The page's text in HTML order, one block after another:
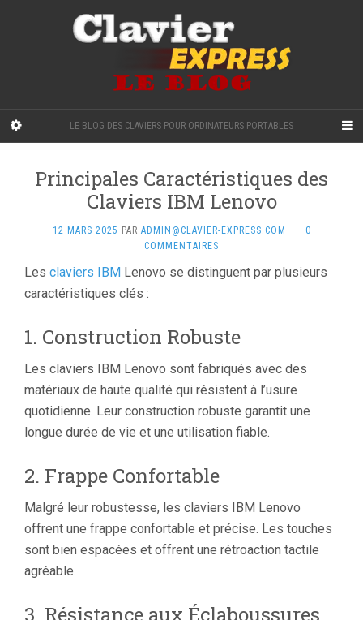
LE BLOG DES CLAVIERS POUR ORDINATEURS PORTABLES
Principales Caractéristiques des
Claviers IBM Lenovo
12 MARS 2025 PAR ADMIN@CLAVIER-EXPRESS.COM ·
0
COMMENTAIRES
Les claviers IBM Lenovo se distinguent par plusieurs
caractéristiques clés :
1. Construction Robuste
Les claviers IBM Lenovo sont fabriqués avec des
matériaux de haute qualité qui résistent à l’usure
quotidienne. Leur construction robuste garantit une
longue durée de vie et une utilisation fiable.
2. Frappe Confortable
Malgré leur robustesse, les claviers IBM Lenovo
offrent une frappe confortable et précise. Les touches
sont bien espacées et offrent une rétroaction tactile
agréable.
3. Résistance aux Éclaboussures